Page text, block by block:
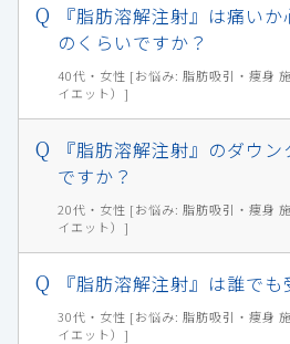
『脂肪溶解注射』は痛い
のくらいですか？
40代・女性 [お悩み: 脂肪吸引・痩身
イエット）]
『脂肪溶解注射』のダウ
ですか？
20代・女性 [お悩み: 脂肪吸引・痩身
イエット）]
『脂肪溶解注射』は誰で
30代・女性 [お悩み: 脂肪吸引・痩身
イエット）]